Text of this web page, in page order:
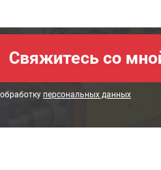
персональных данных